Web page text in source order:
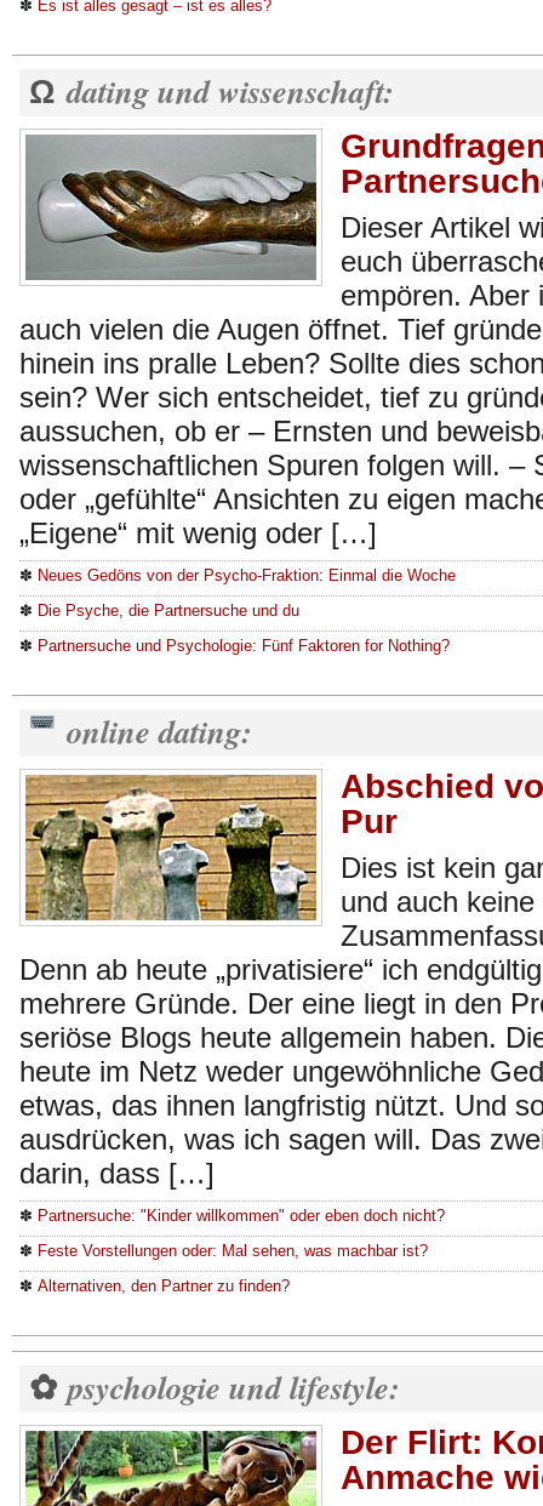
✽ Es ist alles gesagt – ist es alles?
Ω dating und wissenschaft:
Dieser Artikel
euch
empören. Aber
auch vielen die Augen öffnet. Tief
hinein ins pralle Leben? Sollte dies
sein? Wer sich entscheidet, tief zu
aussuchen, ob er – Ernsten und
wissenschaftlichen Spuren folgen will. –
oder „gefühlte“ Ansichten zu eigen
„Eigene“ mit wenig oder […]
✽ Neues Gedöns von der Psycho-Fraktion: Einmal die Woche
✽ Die Psyche, die Partnersuche und du
✽ Partnersuche und Psychologie: Fünf Faktoren for Nothing?
online dating:
Abschied
Pur
Dies ist kein
und auch
Denn ab heute „privatisiere“ ich
mehrere Gründe. Der eine liegt in den
seriöse Blogs heute allgemein haben.
heute im Netz weder ungewöhnliche
etwas, das ihnen langfristig nützt. Und
ausdrücken, was ich sagen will. Das
darin, dass […]
✽ Partnersuche: "Kinder willkommen" oder eben doch nicht?
✽ Feste Vorstellungen oder: Mal sehen, was machbar ist?
✽ Alternativen, den Partner zu finden?
✿ psychologie und lifestyle:
Der Flirt:
Anmache